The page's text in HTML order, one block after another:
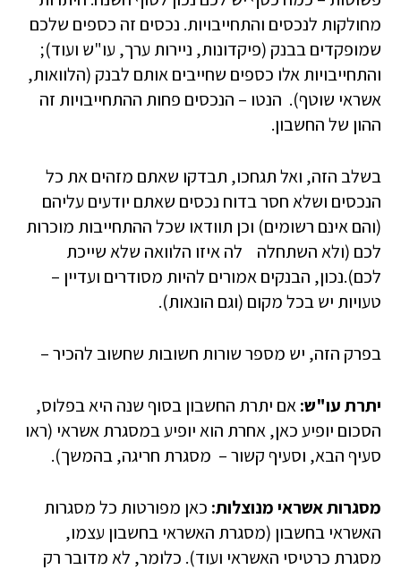
מחולקות לנכסים והתחייבויות. נכסים זה כספים שלכם
שמופקדים בבנק (פיקדונות, ניירות ערך, עו"ש ועוד);
והתחייבויות אלו כספים שחייבים אותם לבנק (הלוואות,
אשראי שוטף). הנטו – הנכסים פחות ההתחייבויות זה
ההון של החשבון.
בשלב הזה, ואל תגחכו, תבדקו שאתם מזהים את כל
הנכסים ושלא חסר בדוח נכסים שאתם יודעים עליהם
(והם אינם רשומים) וכן תוודאו שכל ההתחייבות מוכרות
לכם (ולא השתחלה לה איזו הלוואה שלא שייכת
לכם).נכון, הבנקים אמורים להיות מסודרים ועדיין –
טעויות יש בכל מקום (וגם הונאות).
בפרק הזה, יש מספר שורות חשובות שחשוב להכיר –
יתרת עו"ש:אם יתרת החשבון בסוף שנה היא בפלוס,
הסכום יופיע כאן, אחרת הוא יופיע במסגרת אשראי (ראו
סעיף הבא, וסעיף קשור – מסגרת חריגה, בהמשך).
מסגרות אשראי מנוצלות: כאן מפורטות כל מסגרות
האשראי בחשבון (מסגרת האשראי בחשבון עצמו,
מסגרת כרטיסי האשראי ועוד). כלומר, לא מדובר רק